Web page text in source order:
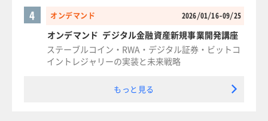
オンデマンド 2026/01/16-09/25
4
オンデマンド デジタル金融資産新規事業開発講座
ステーブルコイン・RWA・デジタル証券・ビットコ
イントレジャリーの実装と未来戦略
もっと見る